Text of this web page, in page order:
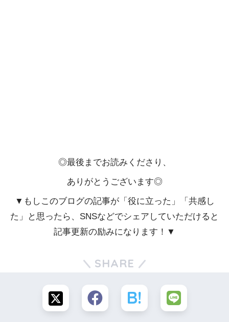
◎最後までお読みくださり、
ありがとうございます◎
▼もしこのブログの記事が「役に立った」「共感し
た」と思ったら、SNSなどでシェアしていただけると
記事更新の励みになります！▼
SHARE